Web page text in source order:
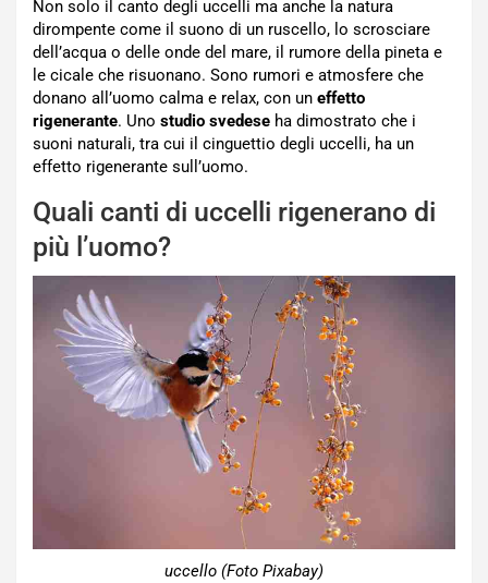
Non solo il canto degli uccelli ma anche la natura
dirompente come il suono di un ruscello, lo scrosciare
dell’acqua o delle onde del mare, il rumore della pineta e
le cicale che risuonano. Sono rumori e atmosfere che
donano all’uomo calma e relax, con un effetto
rigenerante. Uno studio svedese ha dimostrato che i
suoni naturali, tra cui il cinguettio degli uccelli, ha un
effetto rigenerante sull’uomo.
Quali canti di uccelli rigenerano di
più l’uomo?
uccello (Foto Pixabay)